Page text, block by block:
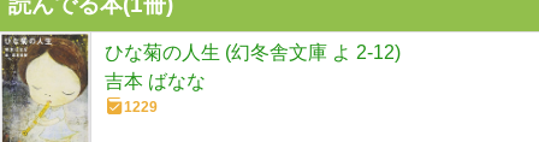
ひな菊の人生 (幻冬舎文庫 よ 2-12)
吉本 ばなな
1229